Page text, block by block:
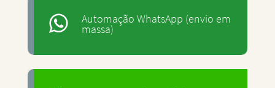
Automação WhatsApp (envio em
massa)